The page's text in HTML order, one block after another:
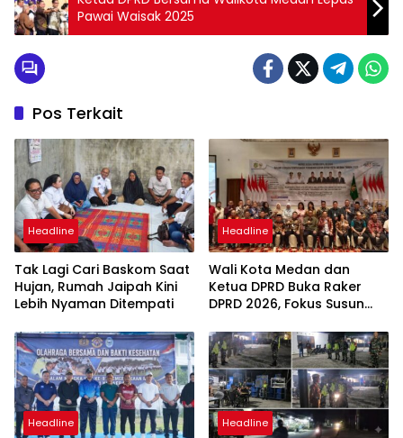
Pawai Waisak 2025
Pos Terkait
Headline
Tak Lagi Cari Baskom Saat
Hujan, Rumah Jaipah Kini
Lebih Nyaman Ditempati
Headline
Wali Kota Medan dan
Ketua DPRD Buka Raker
DPRD 2026, Fokus Susun
Berbasis Digitalisasi dan
Inovasi
Headline Headline